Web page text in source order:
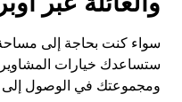
سواء كنت بحاجة إلى
ومجموعتك في الوصول